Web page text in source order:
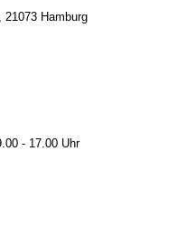
21073 Hamburg
- 17.00 Uhr